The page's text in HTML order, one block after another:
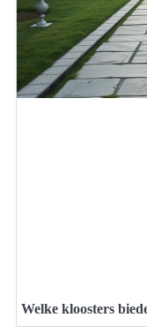
Welke kloosters